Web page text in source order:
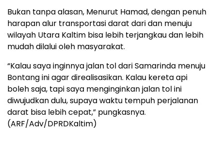
Bukan tanpa alasan, Menurut Hamad, dengan penuh
harapan alur transportasi darat dari dan menuju
wilayah Utara Kaltim bisa lebih terjangkau dan lebih
mudah dilalui oleh masyarakat.
“Kalau saya inginnya jalan tol dari Samarinda menuju
Bontang ini agar direalisasikan. Kalau kereta api
boleh saja, tapi saya menginginkan jalan tol ini
diwujudkan dulu, supaya waktu tempuh perjalanan
darat bisa lebih cepat,” pungkasnya.
(ARF/Adv/DPRDKaltim)